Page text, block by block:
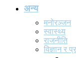
अन्य
मनोरञ्जन
स्वास्थ्य
राजनीति
विज्ञान र